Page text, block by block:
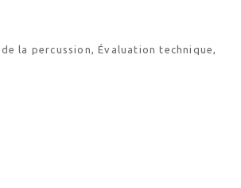
la percussion, Évaluation technique,